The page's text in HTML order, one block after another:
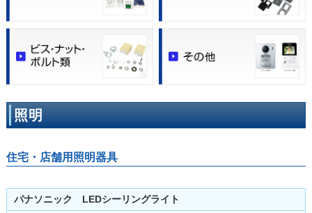
照明
住宅・店舗用照明器具
パナソニック LEDシーリングライト